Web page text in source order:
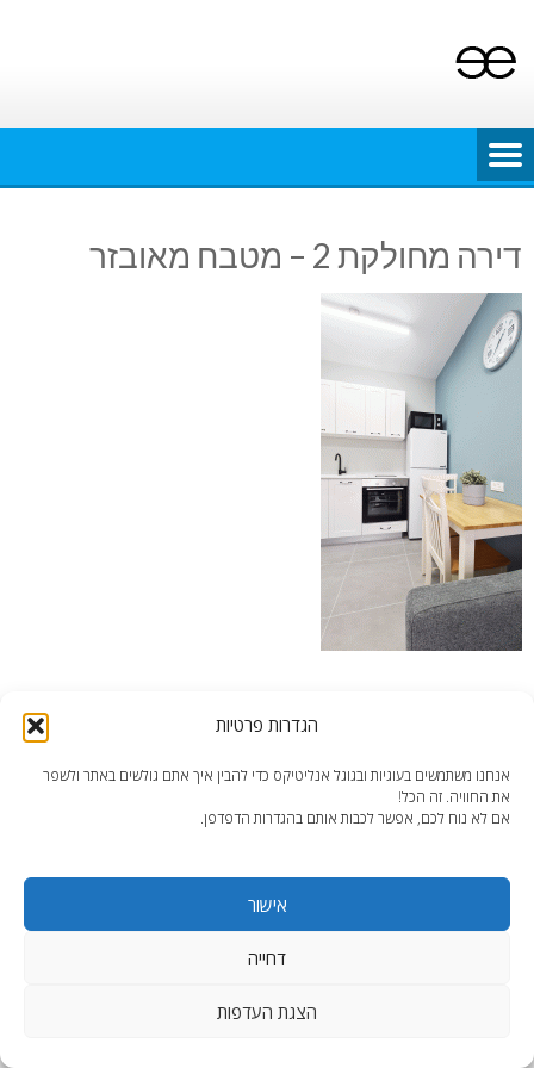
הגדרות פרטיות
אנחנו משתמשים בעוגיות ובגוגל אנליטיקס כדי להבין איך אתם גולשים באתר ולשפר
את החוויה. זה הכל!
אם לא נוח לכם, אפשר לכבות אותם בהגדרות הדפדפן.
אישור
דחייה
הצגת העדפות
content
דירה מחולקת 2 – מטבח מאובזר
WordPress Theme: AccessPress Lite